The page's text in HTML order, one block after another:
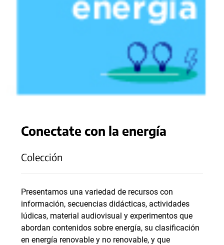
Conectate con la energía
Colección
Presentamos una variedad de recursos con
información, secuencias didácticas, actividades
lúdicas, material audiovisual y experimentos que
abordan contenidos sobre energía, su clasificación
en energía renovable y no renovable, y que